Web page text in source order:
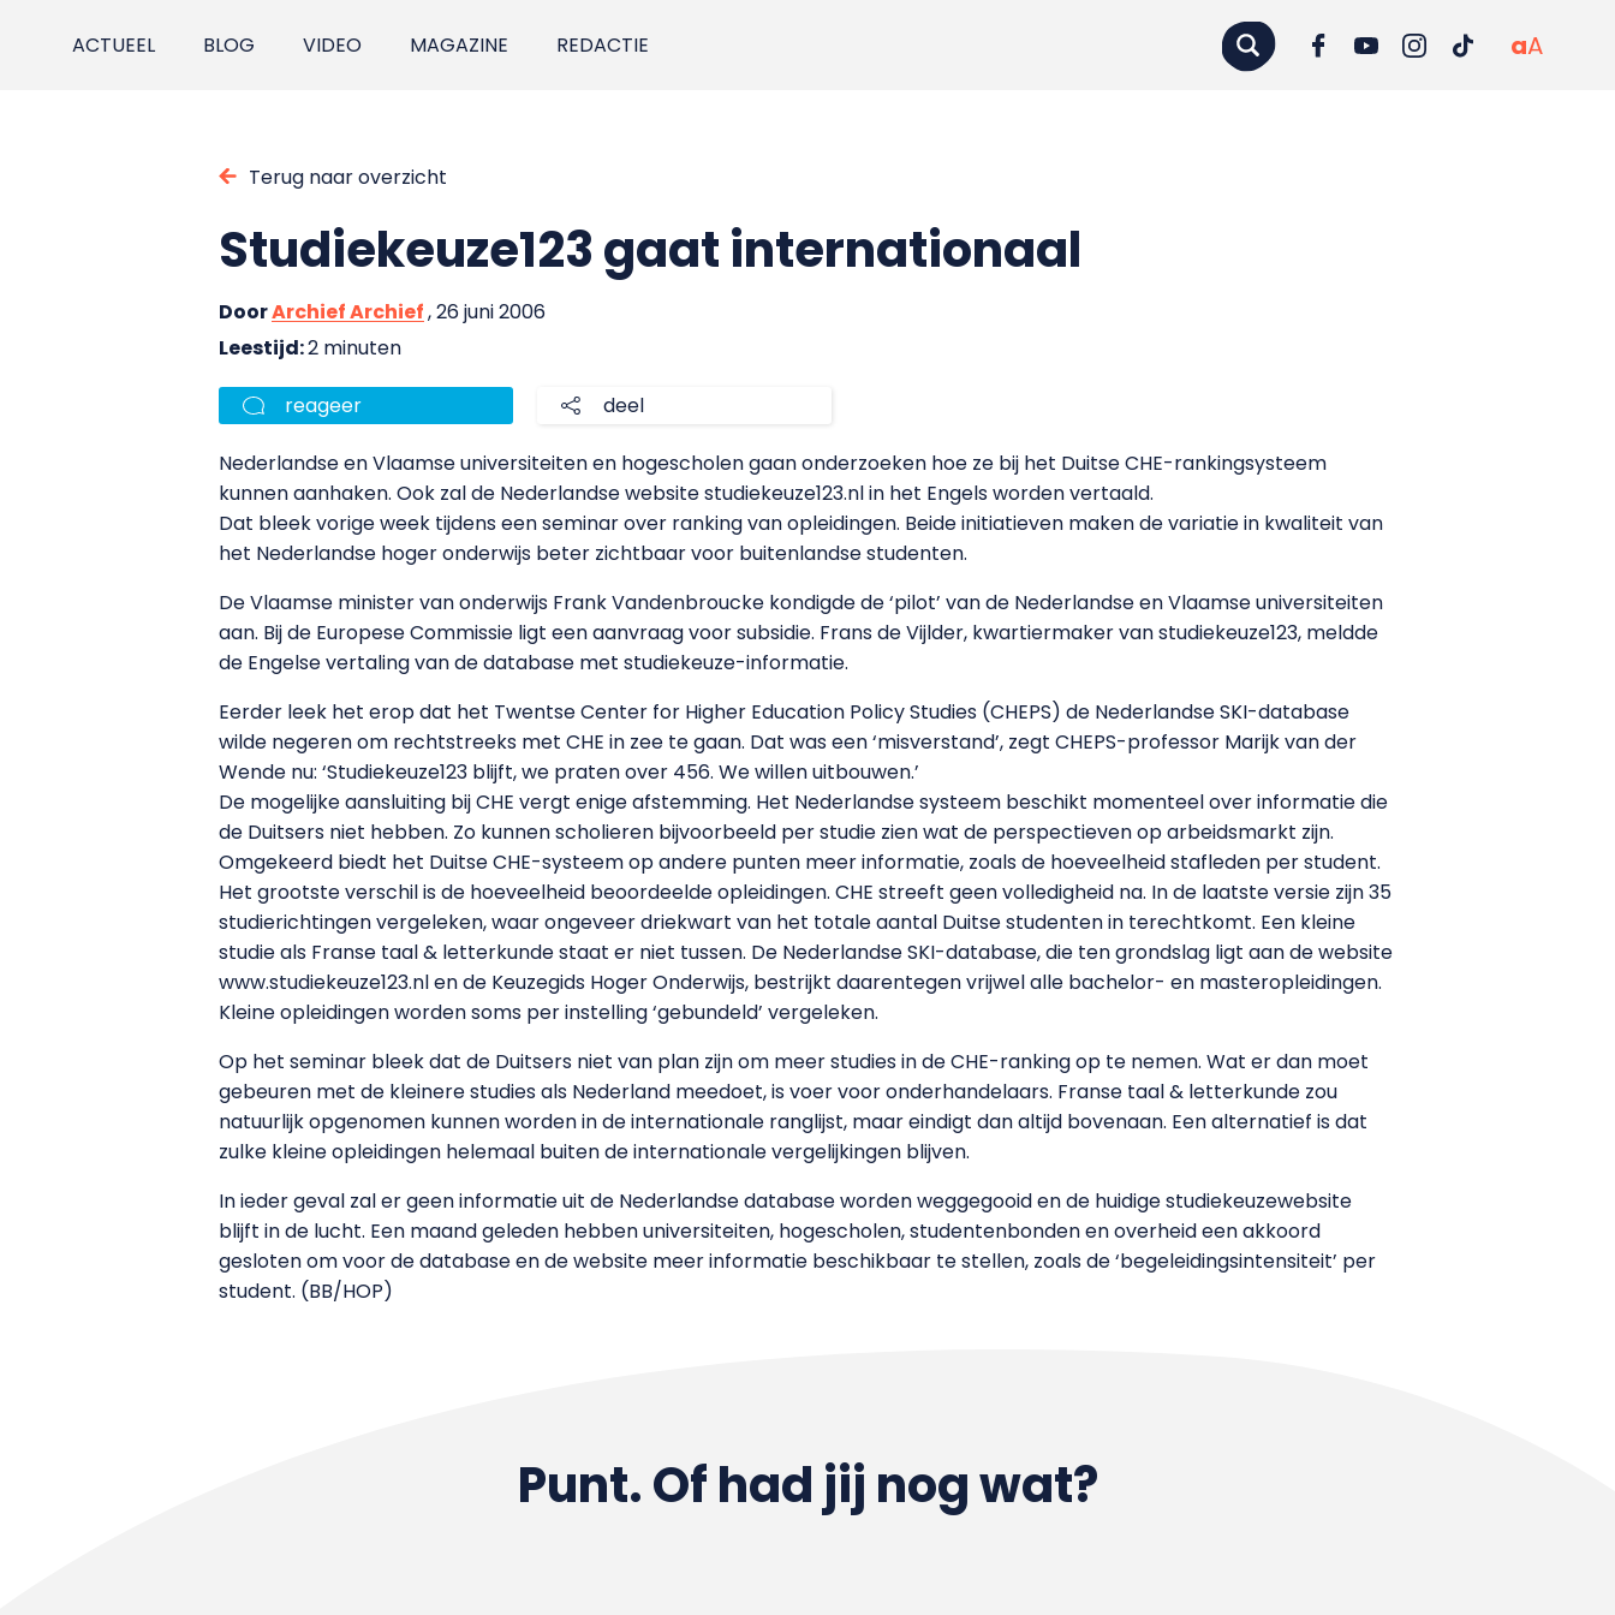
ACTUEEL BLOG VIDEO MAGAZINE REDACTIE aA
Terug naar overzicht
Studiekeuze123 gaat internationaal
DoorArchief Archief, 26 juni 2006
Leestijd:2 minuten
reageer deel
Nederlandse en Vlaamse universiteiten en hogescholen gaan onderzoeken hoe ze bij het Duitse CHE-rankingsysteem
kunnen aanhaken. Ook zal de Nederlandse website studiekeuze123.nl in het Engels worden vertaald.
Dat bleek vorige week tijdens een seminar over ranking van opleidingen. Beide initiatieven maken de variatie in kwaliteit van
het Nederlandse hoger onderwijs beter zichtbaar voor buitenlandse studenten.
De Vlaamse minister van onderwijs Frank Vandenbroucke kondigde de ‘pilot’ van de Nederlandse en Vlaamse universiteiten
aan. Bij de Europese Commissie ligt een aanvraag voor subsidie. Frans de Vijlder, kwartiermaker van studiekeuze123, meldde
de Engelse vertaling van de database met studiekeuze-informatie.
Eerder leek het erop dat het Twentse Center for Higher Education Policy Studies (CHEPS) de Nederlandse SKI-database
wilde negeren om rechtstreeks met CHE in zee te gaan. Dat was een ‘misverstand’, zegt CHEPS-professor Marijk van der
Wende nu: ‘Studiekeuze123 blijft, we praten over 456. We willen uitbouwen.’
De mogelijke aansluiting bij CHE vergt enige afstemming. Het Nederlandse systeem beschikt momenteel over informatie die
de Duitsers niet hebben. Zo kunnen scholieren bijvoorbeeld per studie zien wat de perspectieven op arbeidsmarkt zijn.
Omgekeerd biedt het Duitse CHE-systeem op andere punten meer informatie, zoals de hoeveelheid stafleden per student.
Het grootste verschil is de hoeveelheid beoordeelde opleidingen. CHE streeft geen volledigheid na. In de laatste versie zijn 35
studierichtingen vergeleken, waar ongeveer driekwart van het totale aantal Duitse studenten in terechtkomt. Een kleine
studie als Franse taal & letterkunde staat er niet tussen. De Nederlandse SKI-database, die ten grondslag ligt aan de website
www.studiekeuze123.nl en de Keuzegids Hoger Onderwijs, bestrijkt daarentegen vrijwel alle bachelor- en masteropleidingen.
Kleine opleidingen worden soms per instelling ‘gebundeld’ vergeleken.
Op het seminar bleek dat de Duitsers niet van plan zijn om meer studies in de CHE-ranking op te nemen. Wat er dan moet
gebeuren met de kleinere studies als Nederland meedoet, is voer voor onderhandelaars. Franse taal & letterkunde zou
natuurlijk opgenomen kunnen worden in de internationale ranglijst, maar eindigt dan altijd bovenaan. Een alternatief is dat
zulke kleine opleidingen helemaal buiten de internationale vergelijkingen blijven.
In ieder geval zal er geen informatie uit de Nederlandse database worden weggegooid en de huidige studiekeuzewebsite
blijft in de lucht. Een maand geleden hebben universiteiten, hogescholen, studentenbonden en overheid een akkoord
gesloten om voor de database en de website meer informatie beschikbaar te stellen, zoals de ‘begeleidingsintensiteit’ per
student. (BB/HOP)
Punt. Of had jij nog wat?